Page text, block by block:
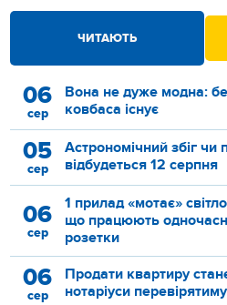
ЧИТАЮТЬ
06
сер
Вона не дуже модна:
ковбаса існує
05
сер
Астрономічний збіг чи
відбудеться 12 серпня
06
сер
1 прилад «мотає»
що працюють
розетки
06
сер
Продати квартиру
нотаріуси